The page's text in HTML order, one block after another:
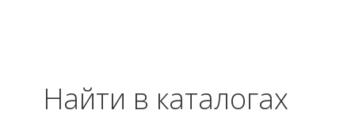
Найти в каталогах